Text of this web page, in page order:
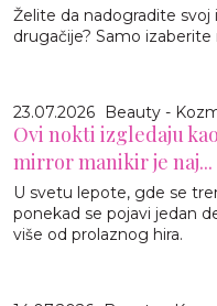
Želite da nadogradite
drugačije? Samo
23.07.2026 Beauty -
Ovi nokti izgledaju
mirror manikir je naj...
U svetu lepote, gde se
ponekad se pojavi jedan
više od prolaznog hira.